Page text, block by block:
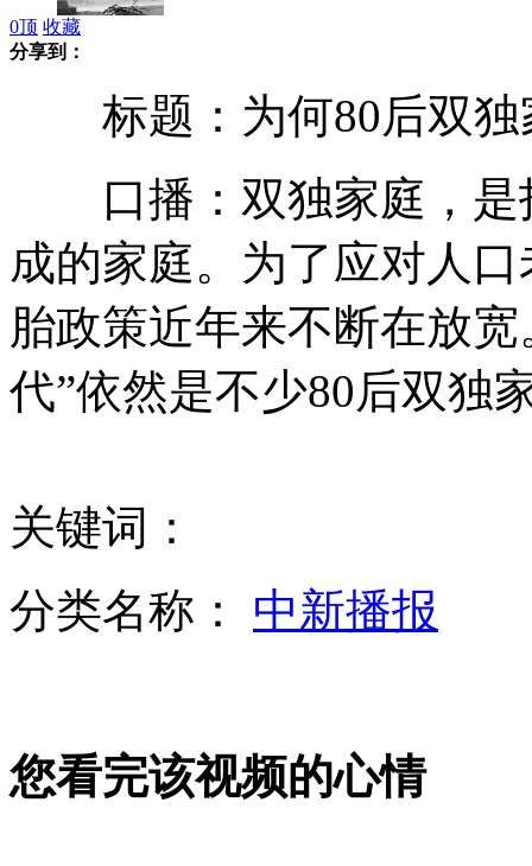
付之一炬 实拍云南边防销毁罂粟壳3.6吨
美国F-35B战斗机首次夜间短距起飞垂直降落
山西运城恶犬咬伤多人 警民合力深夜将其击毙
0顶 收藏
分享到：
标题：为何80后双独
口播：双独家庭，是
成的家庭。为了应对人
胎政策近年来不断在放
代”依然是不少80后双独
关键词：
分类名称： 中新播报
您看完该视频的心情